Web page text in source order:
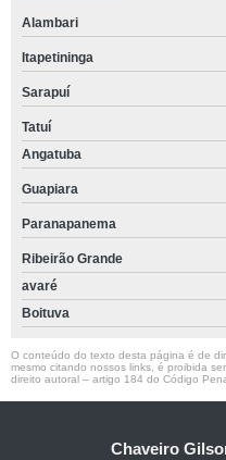
Alambari
Itapetininga
Sarapuí
Tatuí
Angatuba
Guapiara
Paranapanema
Ribeirão Grande
avaré
Boituva
O conteúdo do texto desta página é de
mesmo citando nossos links, é proibida
direito autoral – artigo 184 do Código
Chaveiro